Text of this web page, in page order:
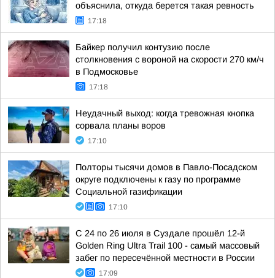
объяснила, откуда берется такая ревность
17:18
Байкер получил контузию после
столкновения с вороной на скорости 270 км/ч
в Подмосковье
17:18
Неудачный выход: когда тревожная кнопка
сорвала планы воров
17:10
Полторы тысячи домов в Павло-Посадском
округе подключены к газу по программе
Социальной газификации
17:10
С 24 по 26 июля в Суздале прошёл 12-й
Golden Ring Ultra Trail 100 - самый массовый
забег по пересечённой местности в России
17:09